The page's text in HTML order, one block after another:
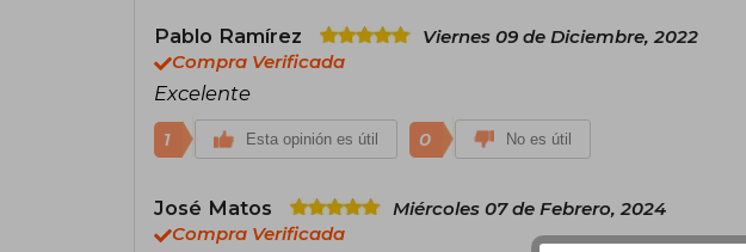
Pablo Ramírez
Viernes 09 de Diciembre, 2022
Compra Verificada
Excelente
1 Esta opinión es útil 0 No es útil
José Matos
Miércoles 07 de Febrero, 2024
Compra Verificada